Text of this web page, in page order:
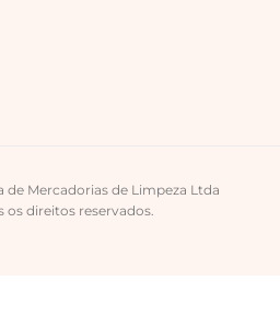
de Mercadorias de Limpeza Ltda
os direitos reservados.